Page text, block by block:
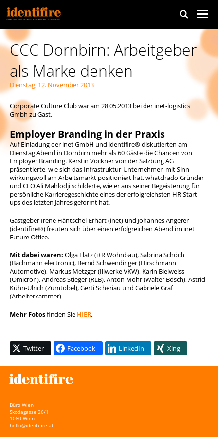
CCC Dornbirn: Arbeitgeber
als Marke denken
Dienstag, 12. November 2013
Corporate Culture Club war am 28.05.2013 bei der inet-logistics
Gmbh zu Gast.
Employer Branding in der Praxis
Auf Einladung der inet GmbH und identifire® diskutierten am
Dienstag Abend in Dornbirn mehr als 60 Gäste die Chancen von
Employer Branding. Kerstin Vockner von der Salzburg AG
präsentierte, wie sich das Infrastruktur-Unternehmen mit Sinn
wirkungsvoll am Arbeitsmarkt positioniert hat. whatchado Gründer
und CEO Ali Mahlodji schilderte, wie er aus seiner Begeisterung für
persönliche Karrieregeschichte eines der erfolgreichsten HR-Start-
ups des letzten Jahres geformt hat.
Gastgeber Irene Häntschel-Erhart (inet) und Johannes Angerer
(identifire®) freuten sich über einen erfolgreichen Abend im inet
Future Office.
Mit dabei waren: Olga Flatz (i+R Wohnbau), Sabrina Schöch
(Bachmann electronic), Bernd Schwendinger (Hirschmann
Automotive), Markus Metzger (Illwerke VKW), Karin Bleiweiss
(Omicron), Andreas Stieger (RLB), Anton Mohr (Walter Bösch), Astrid
Kühn-Ulrich (Zumtobel), Gerti Scheriau und Gabriele Graf
(Arbeiterkammer).
Mehr Fotosfinden Sie HIER.
Twitter Facebook LinkedIn Xing
Büro Wien
Skodagasse 26/1
1080 Wien
hello@identifire.at